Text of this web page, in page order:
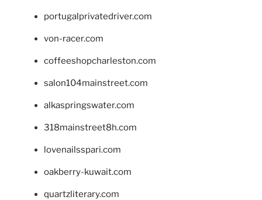
portugalprivatedriver.com
von-racer.com
coffeeshopcharleston.com
salon104mainstreet.com
alkaspringswater.com
318mainstreet8h.com
lovenailsspari.com
oakberry-kuwait.com
quartzliterary.com